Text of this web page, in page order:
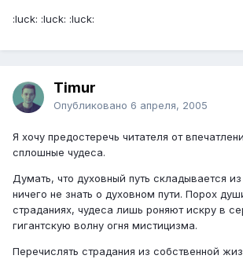
:luck: :luck: :luck:
Timur
Опубликовано 6 апреля, 2005
Я хочу предостеречь читателя от
сплошные чудеса.
Думать, что духовный путь складывается
ничего не знать о духовном пути. Порох
страданиях, чудеса лишь роняют искру в
гигантскую волну огня мистицизма.
Перечислять страдания из собственной